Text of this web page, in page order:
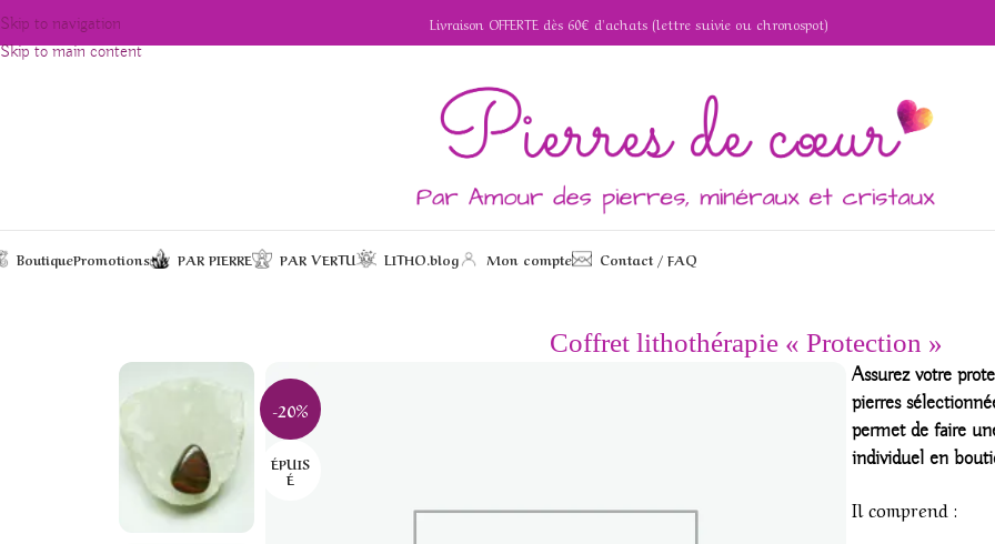
Skip to navigation
Skip to main content
Livraison OFFERTE dès 60€ d'achats (lettre suivie ou chronospot)
BoutiquePromotions PAR PIERRE PAR VERTU LITHO.blog Mon compte Contact / FAQ
Accueil/ Pendentifs Coffret lithothérapie « Protection »
Coffret lithothérapie « Protection »
-20%
ÉPUIS
É
Assurez votre
pierres
permet de faire
individuel en
Il comprend :